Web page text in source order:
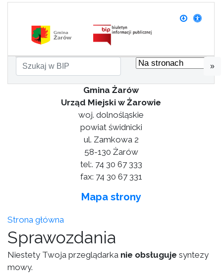
»
Gmina Żarów
Urząd Miejski w Żarowie
woj. dolnośląskie
powiat świdnicki
ul. Zamkowa 2
58-130 Żarów
tel:. 74 30 67 333
fax: 74 30 67 331
Mapa strony
Strona główna
Sprawozdania
Niestety Twoja przeglądarka nie obsługuje syntezy
mowy.